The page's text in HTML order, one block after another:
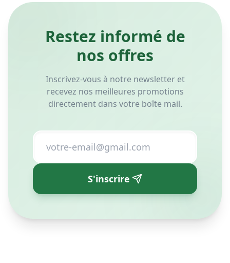
Restez informé de
Inscrivez-vous à notre newsletter et
recevez nos meilleures promotions
S'inscrire